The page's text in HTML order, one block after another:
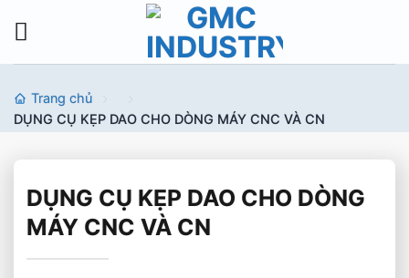
qua
nội
Trang chủ
DỤNG CỤ KẸP DAO CHO DÒNG MÁY CNC VÀ CN
DỤNG CỤ KẸP DAO CHO DÒNG
MÁY CNC VÀ CN